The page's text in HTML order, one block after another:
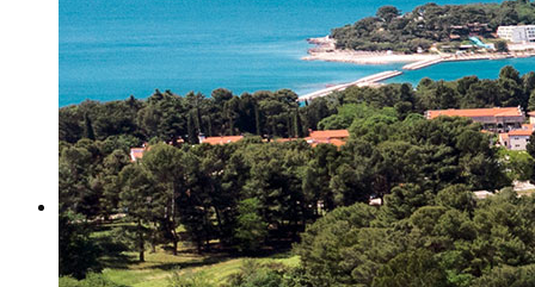
Zavod za turizam
Pokusno poljoprivredno imanje
Zaposlenici
Euraxess
Misija i vizija
Upravno Vijeće
Rad Upravnog vijeća
Znanstveno Vijeće
Rad Znanstvenog vijeća
Etičko povjerenstvo
Etički kodeks